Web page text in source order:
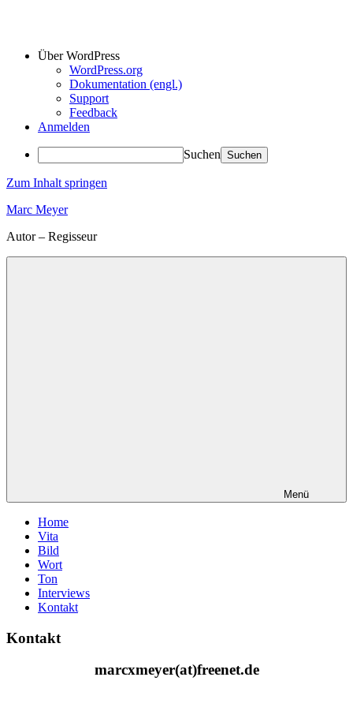
Über WordPress
WordPress.org
Dokumentation (engl.)
Support
Feedback
Anmelden
Suchen
Zum Inhalt springen
Marc Meyer
Autor – Regisseur
Menü
Home
Vita
Bild
Wort
Ton
Interviews
Kontakt
Kontakt
marcxmeyer(at)freenet.de